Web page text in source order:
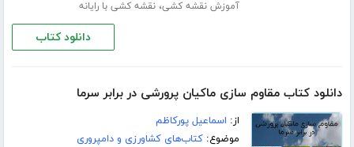
آموزش نقشه کشی،نقشه کشی با رایانه
دانلود کتاب
دانلود کتاب مقاوم سازی ماکیان پرورشی در برابر سرما
از: اسماعیل پورکاظم
موضوع:کتاب‌های کشاورزی و دامپروری